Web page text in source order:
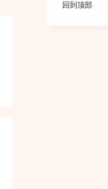
回到顶部